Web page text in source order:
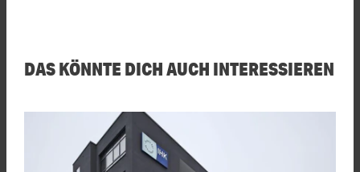
DAS KÖNNTE DICH AUCH INTERESSIEREN